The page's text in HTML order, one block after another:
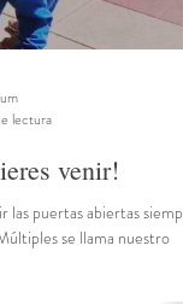
lectura
venir!
las puertas abiertas